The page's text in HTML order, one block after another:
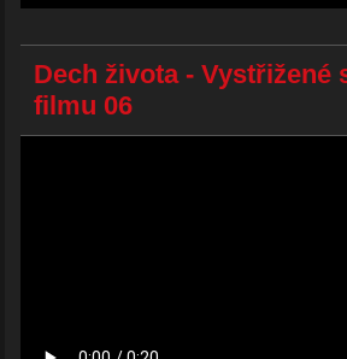
Dech života - Vystřižené
filmu 06